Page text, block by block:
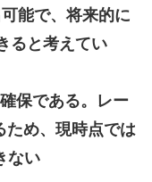
能で、将来的に
ると考えてい
保である。レー
ため、現時点では
ない